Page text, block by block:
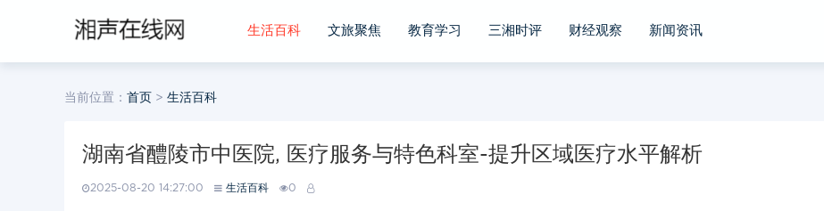
生活百科 文旅聚焦 教育学习 三湘时评 财经观察 新闻资讯
当前位置： 首页 > 生活百科
湖南省醴陵市中医院, 医疗服务与特色科室-提升区域医疗水平解析
2025-08-20 14:27:00 生活百科 0